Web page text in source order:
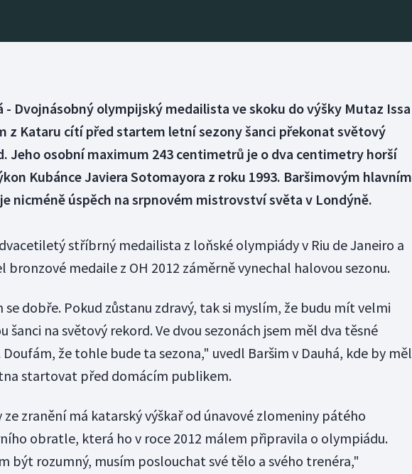
- Dvojnásobný olympijský medailista ve skoku do výšky Mutaz Issa
z Kataru cítí před startem letní sezony šanci překonat světový
Jeho osobní maximum 243 centimetrů je o dva centimetry horší
Kubánce Javiera Sotomayora z roku 1993. Baršimovým hlavním
nicméně úspěch na srpnovém mistrovství světa v Londýně.
stříbrný medailista z loňské olympiády v Riu de Janeiro a
bronzové medaile z OH 2012 záměrně vynechal halovou sezonu.
se dobře. Pokud zůstanu zdravý, tak si myslím, že budu mít velmi
šanci na světový rekord. Ve dvou sezonách jsem měl dva těsné
Doufám, že tohle bude ta sezona," uvedl Baršim v Dauhá, kde by měl
startovat před domácím publikem.
ze zranění má katarský výškař od únavové zlomeniny pátého
obratle, která ho v roce 2012 málem připravila o olympiádu.
být rozumný, musím poslouchat své tělo a svého trenéra,"